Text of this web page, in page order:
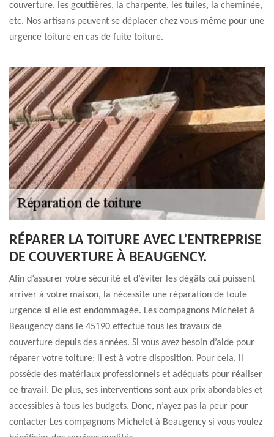
couverture, les gouttières, la charpente, les tuiles, la cheminée,
etc. Nos artisans peuvent se déplacer chez vous-même pour une
urgence toiture en cas de fuite toiture.
RÉPARER LA TOITURE AVEC L’ENTREPRISE
DE COUVERTURE À BEAUGENCY.
Afin d’assurer votre sécurité et d’éviter les dégâts qui puissent
arriver à votre maison, la nécessite une réparation de toute
urgence si elle est endommagée. Les compagnons Michelet à
Beaugency dans le 45190 effectue tous les travaux de
couverture depuis des années. Si vous avez besoin d’aide pour
réparer votre toiture; il est à votre disposition. Pour cela, il
possède des matériaux professionnels et adéquats pour réaliser
ce travail. De plus, ses interventions sont aux prix abordables et
accessibles à tous les budgets. Donc, n’ayez pas la peur pour
contacter Les compagnons Michelet à Beaugency si vous voulez